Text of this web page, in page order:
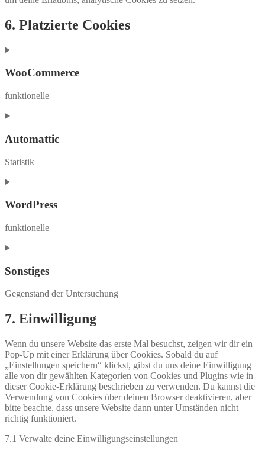
6. Platzierte Cookies
WooCommerce
funktionelle
Consent
service
Automattic
Statistik
Consent
service
WordPress
funktionelle
Consent
service
wordpress
Sonstiges
Gegenstand der Untersuchung
Consent
to
sonstiges
7. Einwilligung
Wenn du unsere Website das erste Mal besuchst, zeigen wir dir ein
Pop-Up mit einer Erklärung über Cookies. Sobald du auf
„Einstellungen speichern“ klickst, gibst du uns deine Einwilligung
alle von dir gewählten Kategorien von Cookies und Plugins wie in
dieser Cookie-Erklärung beschrieben zu verwenden. Du kannst die
Verwendung von Cookies über deinen Browser deaktivieren, aber
bitte beachte, dass unsere Website dann unter Umständen nicht
richtig funktioniert.
7.1 Verwalte deine Einwilligungseinstellungen